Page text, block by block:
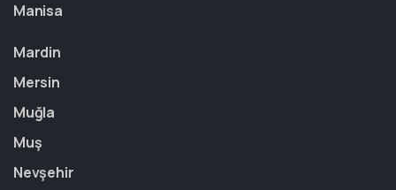
Manisa
Mardin
Mersin
Muğla
Muş
Nevşehir